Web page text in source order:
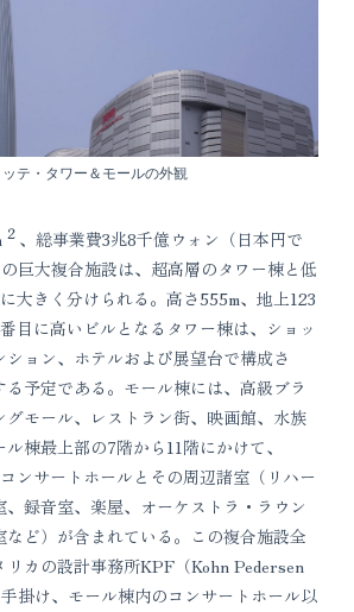
ッテ・タワー＆モールの外観
２ 、総事業費3兆8千億ウォン（日本円で
巨大複合施設は、超高層のタワー棟と低
大きく分けられる。高さ555m、地上123
目に高いビルとなるタワー棟は、ショッ
ション、ホテルおよび展望台で構成さ
予定である。モール棟には、高級ブラ
グモール、レストラン街、映画館、水族
棟最上部の7階から11階にかけて、
ンサートホールとその周辺諸室（リハー
録音室、楽屋、オーケストラ・ラウン
など）が含まれている。この複合施設全
カの設計事務所KPF（Kohn Pedersen
掛け、モール棟内のコンサートホール以